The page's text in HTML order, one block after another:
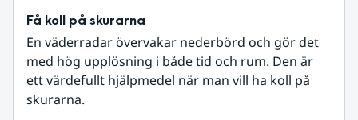
Få koll på skurarna
En väderradar övervakar nederbörd och gör det
med hög upplösning i både tid och rum. Den är
ett värdefullt hjälpmedel när man vill ha koll på
skurarna.